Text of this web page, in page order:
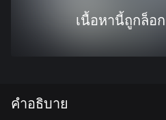
เนื้อหานี้ถูกล็อก
คำอธิบาย